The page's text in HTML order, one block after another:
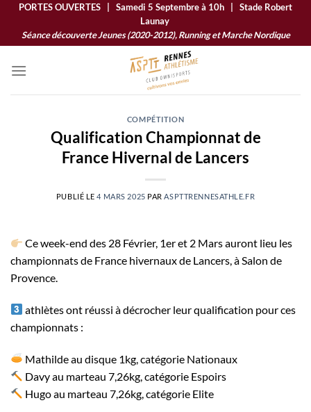
Passer
contenu
PORTES OUVERTES | Samedi 5 Septembre à 10h | Stade Robert
Launay
Séance découverte Jeunes (2020-2012), Running et Marche Nordique
COMPÉTITION
Qualification Championnat de
France Hivernal de Lancers
PUBLIÉ LE4 MARS 2025 PARASPTTRENNESATHLE.FR
Ce week-end des 28 Février, 1er et 2 Mars auront lieu les
championnats de France hivernaux de Lancers, à Salon de
Provence.
athlètes ont réussi à décrocher leur qualification pour ces
championnats :
Mathilde au disque 1kg, catégorie Nationaux
Davy au marteau 7,26kg, catégorie Espoirs
Hugo au marteau 7,26kg, catégorie Elite